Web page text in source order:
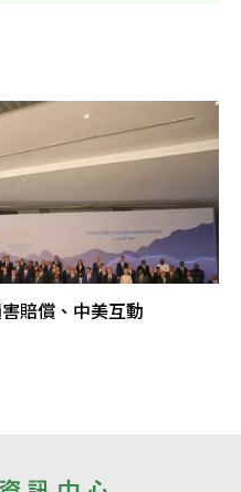
賠償、中美互動